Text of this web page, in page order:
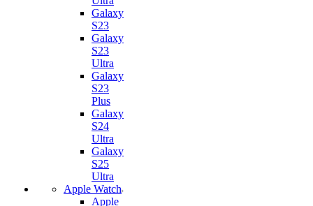
Galaxy
S23
Galaxy
S23
Ultra
Galaxy
S23
Plus
Galaxy
S24
Ultra
Galaxy
S25
Ultra
Apple Watch
Apple